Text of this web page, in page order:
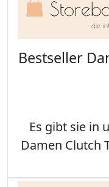
Bestseller
Es gibt sie in
Damen Clutch